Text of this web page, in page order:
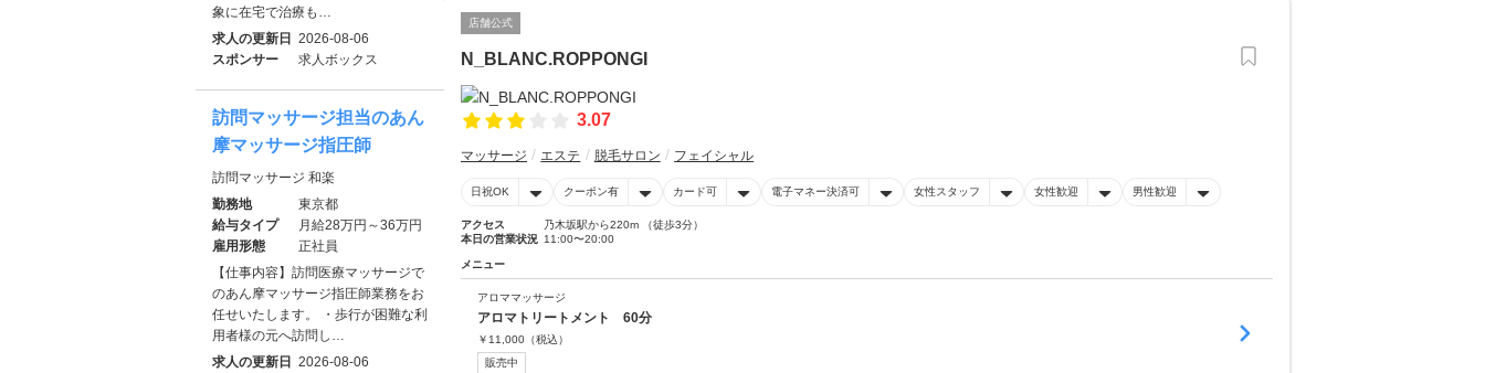
店舗公式
N_BLANC.ROPPONGI
3.07
マッサージ エステ 脱毛サロン フェイシャル
日祝OK クーポン有 カード可 電子マネー決済可 女性スタッフ 女性歓迎 男性歓迎
アクセス
乃木坂駅から220m （徒歩3分）
本日の営業状況 11:00〜20:00
メニュー
アロママッサージ
アロマトリートメント 60分
￥ 11,000 （税込）
販売中
象に在宅で治療も…
求人の更新日 2026-08-06
スポンサー
求人ボックス
訪問マッサージ担当のあん
摩マッサージ指圧師
訪問マッサージ 和楽
勤務地
東京都
給与タイプ
月給28万円～36万円
雇用形態
正社員
【仕事内容】訪問医療マッサージで
のあん摩マッサージ指圧師業務をお
任せいたします。 ・歩行が困難な利
用者様の元へ訪問し…
求人の更新日 2026-08-06